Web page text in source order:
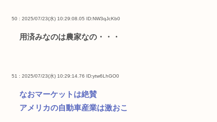
50 : 2025/07/23(水) 10:29:08.05 ID:NW3qJcKb0
用済みなのは農家なの・・・
51 : 2025/07/23(水) 10:29:14.76 ID:ytw6LhGO0
なおマーケットは絶賛
アメリカの自動車産業は激おこ